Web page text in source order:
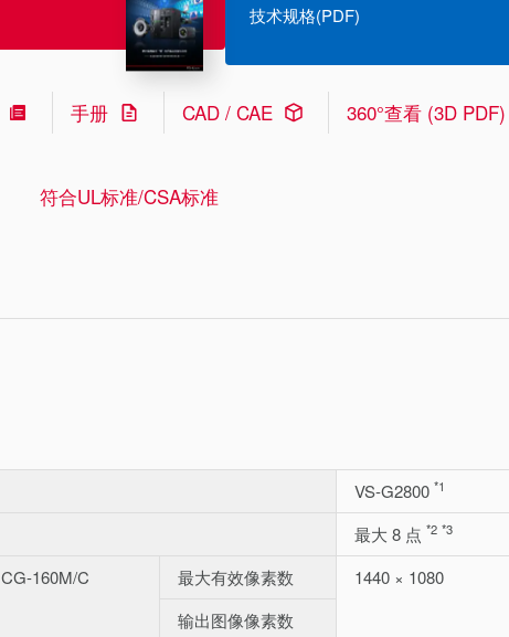
技术规格(PDF)
手册 CAD / CAE 360°查看 (3D PDF)
符合UL标准/CSA标准
VS-G2800 *1
最大 8 点 *2 *3
CG-160M/C 最大有效像素数
1440 × 1080
输出图像像素数